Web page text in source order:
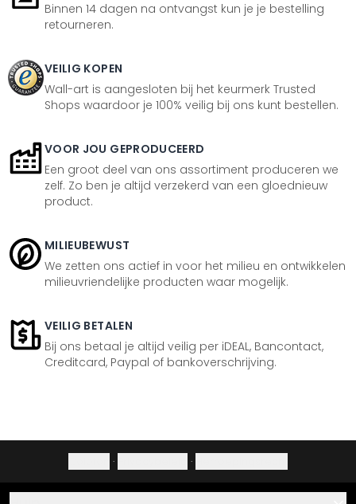
Binnen 14 dagen na ontvangst kun je je bestelling
retourneren.
VEILIG KOPEN
Wall-art is aangesloten bij het keurmerk Trusted
Shops waardoor je 100% veilig bij ons kunt bestellen.
VOOR JOU GEPRODUCEERD
Een groot deel van ons assortiment produceren we
zelf. Zo ben je altijd verzekerd van een gloednieuw
product.
MILIEUBEWUST
We zetten ons actief in voor het milieu en ontwikkelen
milieuvriendelijke producten waar mogelijk.
VEILIG BETALEN
Bij ons betaal je altijd veilig per iDEAL, Bancontact,
Creditcard, Paypal of bankoverschrijving.
· ·